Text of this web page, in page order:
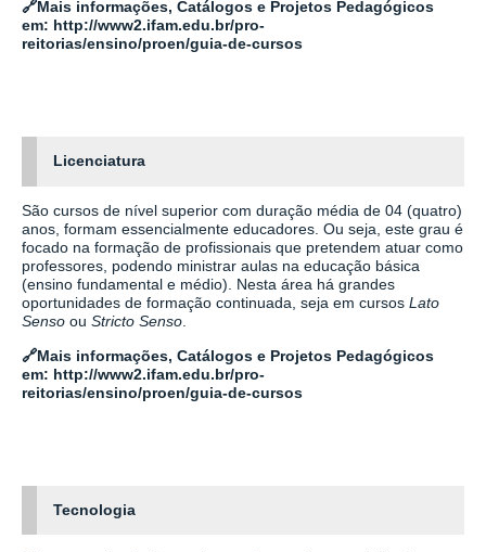
🔗Mais informações, Catálogos e Projetos Pedagógicos
em: http://www2.ifam.edu.br/pro-
reitorias/ensino/proen/guia-de-cursos
Licenciatura
São cursos de nível superior com duração média de 04 (quatro)
anos, formam essencialmente educadores. Ou seja, este grau é
focado na formação de profissionais que pretendem atuar como
professores, podendo ministrar aulas na educação básica
(ensino fundamental e médio). Nesta área há grandes
oportunidades de formação continuada, seja em cursos Lato
Senso ou Stricto Senso
🔗Mais informações, Catálogos e Projetos Pedagógicos
em: http://www2.ifam.edu.br/pro-
reitorias/ensino/proen/guia-de-cursos
Tecnologia